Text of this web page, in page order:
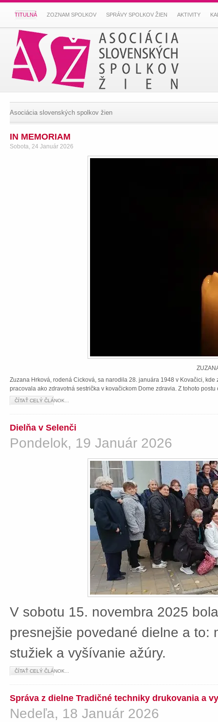
TITULNÁ ZOZNAM SPOLKOV SPRÁVY SPOLKOV ŽIEN AKTIVITY
Asociácia slovenských spolkov žien
IN MEMORIAM
Sobota, 24 Január 2026
Zuzana Hrková, rodená Cicková, sa narodila 28. januára 1948 v Kovačici,
pracovala ako zdravotná sestrička v kovačickom Dome zdravia. Z tohoto
ČÍTAŤ CELÝ ČLÁNOK...
Dielňa v Selenči
Pondelok, 19 Január 2026
V sobotu 15. novembra 2025
presnejšie povedané dielne a to:
stužiek a vyšívanie ažúry.
ČÍTAŤ CELÝ ČLÁNOK...
Správa z dielne Tradičné techniky drukovania a
Nedeľa, 18 Január 2026